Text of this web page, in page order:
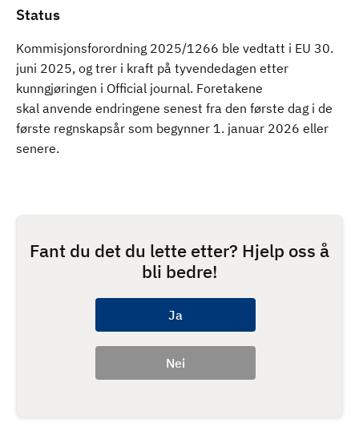
Status
Kommisjonsforordning 2025/1266 ble vedtatt i EU 30.
juni 2025, og trer i kraft på tyvendedagen etter
kunngjøringen i Official journal. Foretakene
skal anvende endringene senest fra den første dag i de
første regnskapsår som begynner 1. januar 2026 eller
senere.
Fant du det du lette etter? Hjelp oss å
bli bedre!